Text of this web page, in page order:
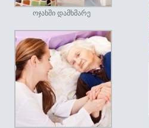
ოჯახში დამხმარე